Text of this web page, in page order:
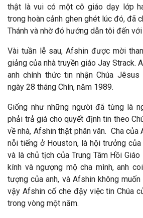
thật là vui có một cô giáo dạy lớp
trong hoàn cảnh ghen ghét lúc đó, đã
Thánh và nhờđó hướng dẫn tôi đến
Vài tuần lễ sau, Afshin được mời
giảng của nhà truyền giáo Jay Strack.
anh chính thức tin nhận Chúa Jêsus
ngày 28 tháng Chín, năm 1989.
Giống như những người đã từng là
phải trả giá cho quyết định tin theo
về nhà, Afshin thật phân vân. Cha của
nỗi tiếng ở Houston, là hội trưởng của
và là chủ tịch của Trung Tâm Hồi
kính và ngượng mộ cha mình, anh
tượng của anh, và Afshin không
vậy Afshin cố che đậy việc tin Chúa
trong vòng một năm.